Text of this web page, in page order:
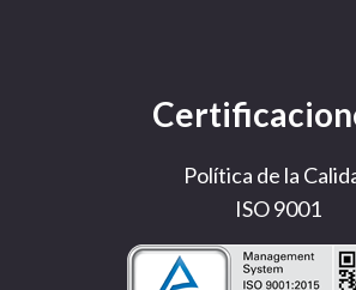
Política de la
ISO 9001